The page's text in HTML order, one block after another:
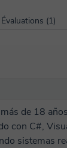
Évaluations (1)
de 18
con C#,
sistemas